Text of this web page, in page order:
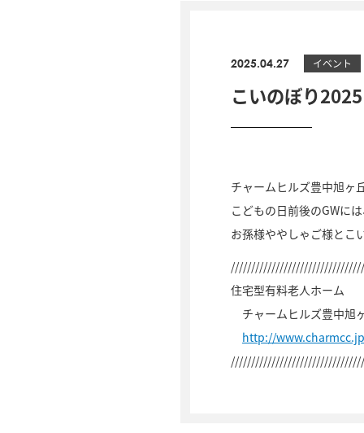
2025.04.27 イベント
こいのぼり
チャームヒルズ豊中旭ヶ
こどもの日前後のGWに
お孫様ややしゃご様とこ
住宅型有料老人ホーム
チャームヒルズ豊中旭
http://